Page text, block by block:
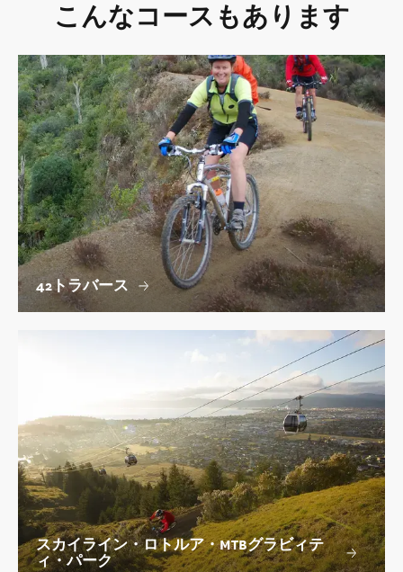
こんなコースもあります
42トラバース
スカイライン・ロトルア・MTBグラビィテ
ィ・パーク